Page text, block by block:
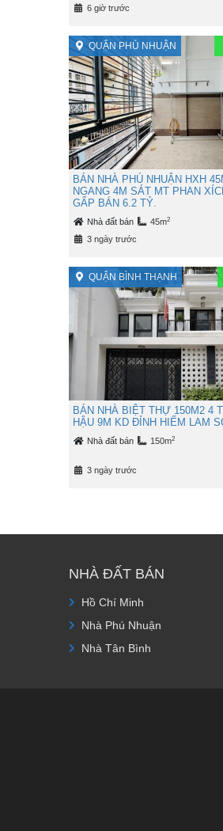
6 giờ trước
QUẬN PHÚ NHUẬN
BÁN NHÀ PHÚ NHUẬN HXH
NGANG 4M SÁT MT PHAN
GẤP BÁN 6.2 TỶ.
Nhà đất bán 45m2
3 ngày trước
QUẬN BÌNH THẠNH
BÁN NHÀ BIỆT THỰ 150M2 4
HẬU 9M KD ĐỈNH HIẾM LAM
Nhà đất bán 150m2
3 ngày trước
NHÀ ĐẤT BÁN
Hồ Chí Minh
Nhà Phú Nhuận
Nhà Tân Bình